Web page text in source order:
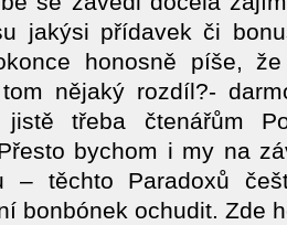
jakýsi přídavek či
honosně píše,
nějaký rozdíl?-
třeba čtenářům
bychom i my na
– těchto Paradoxů
bonbónek ochudit. Zde